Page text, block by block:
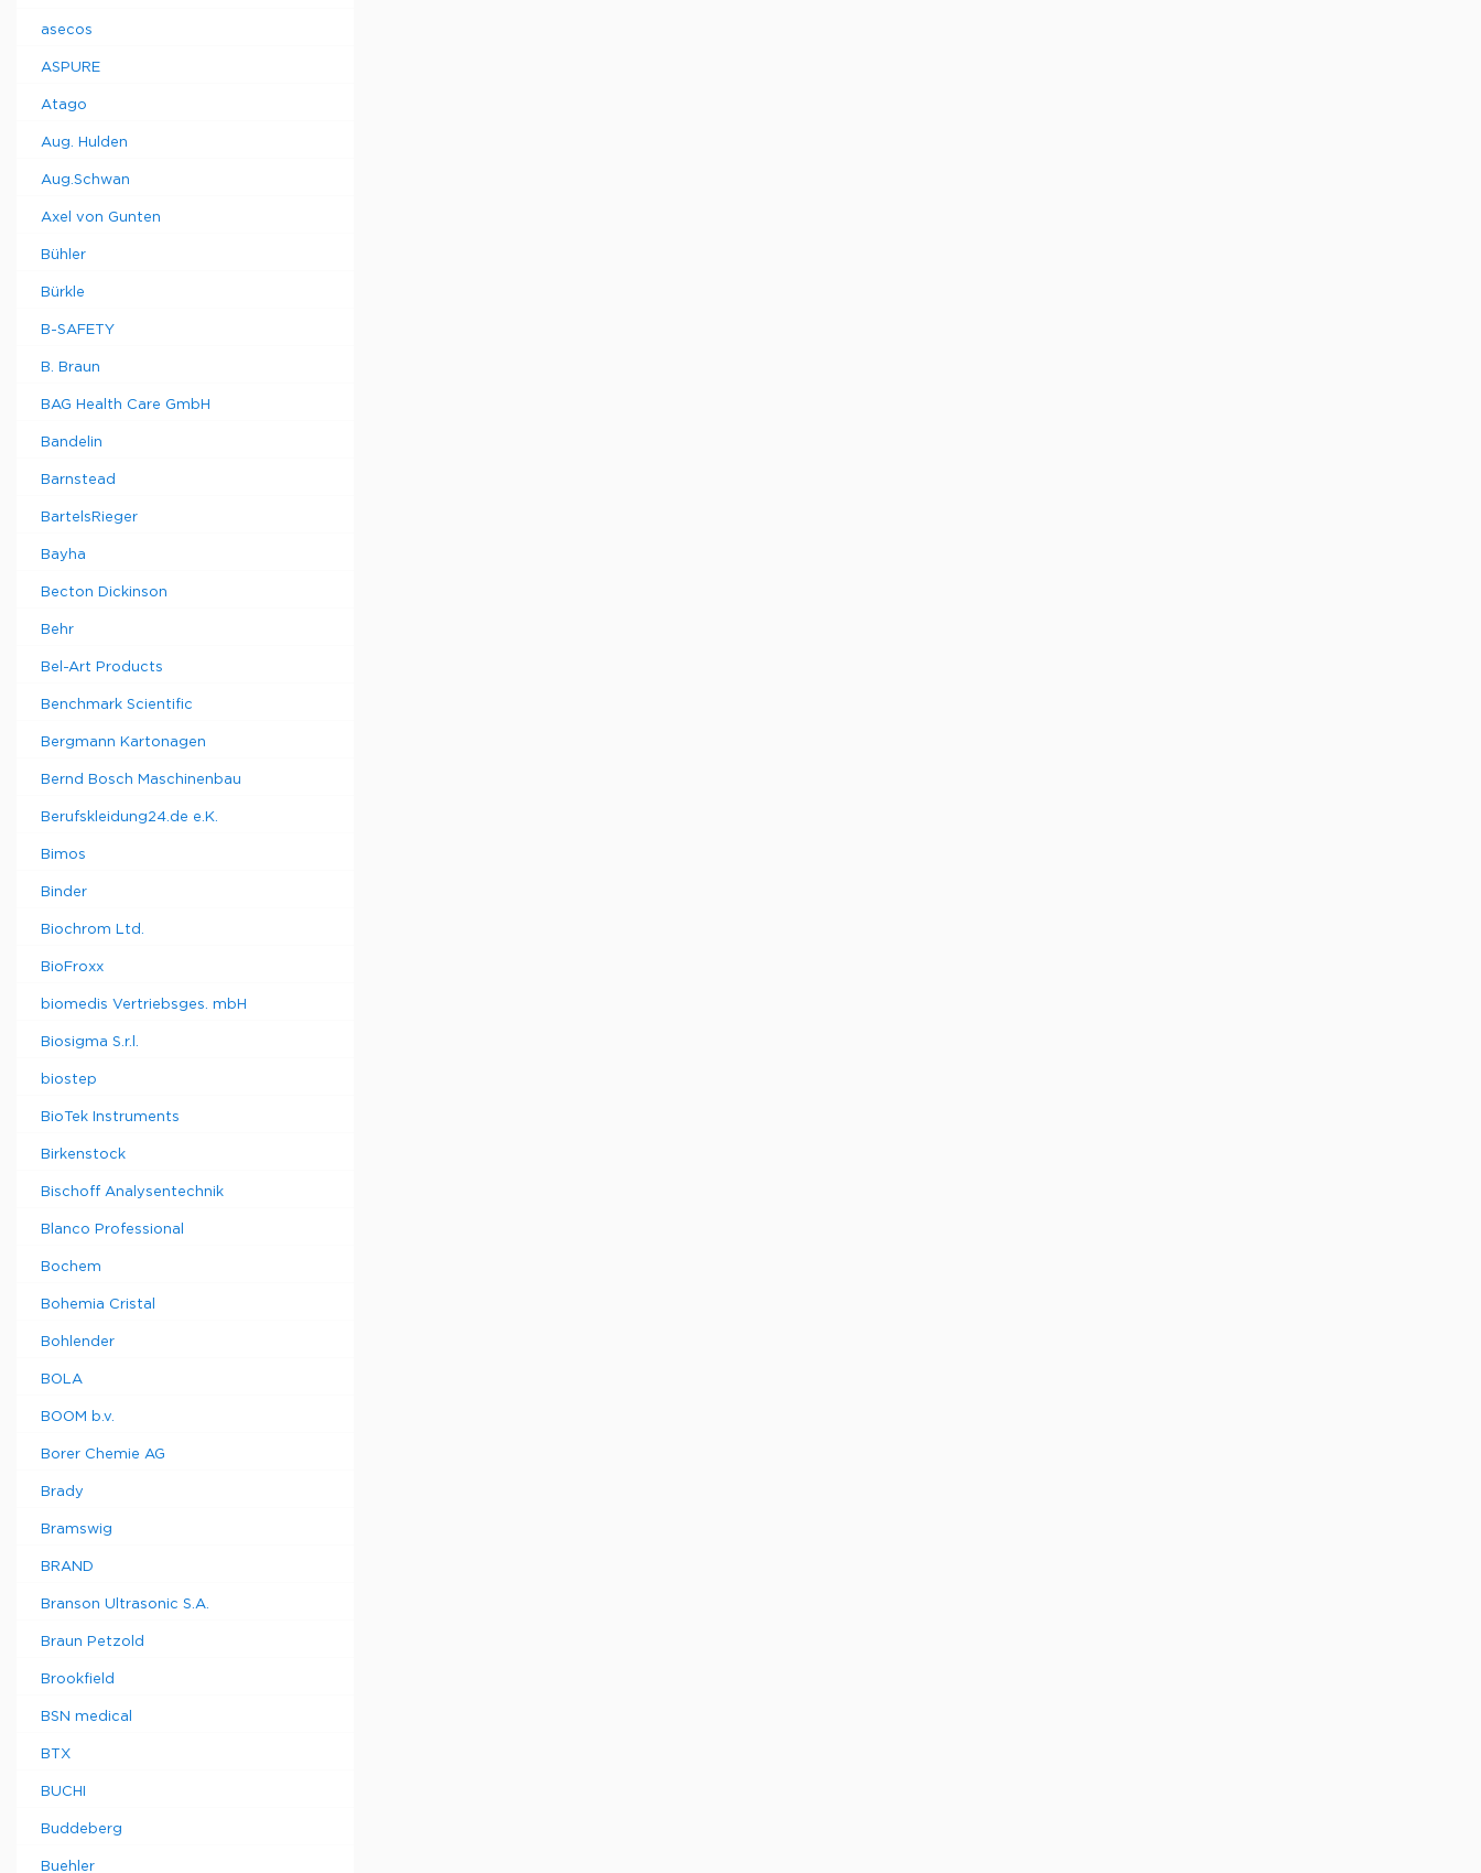
asecos
ASPURE
Atago
Aug. Hulden
Aug.Schwan
Axel von Gunten
Bühler
Bürkle
B-SAFETY
B. Braun
BAG Health Care GmbH
Bandelin
Barnstead
BartelsRieger
Bayha
Becton Dickinson
Behr
Bel-Art Products
Benchmark Scientific
Bergmann Kartonagen
Bernd Bosch Maschinenbau
Berufskleidung24.de e.K.
Bimos
Binder
Biochrom Ltd.
BioFroxx
biomedis Vertriebsges. mbH
Biosigma S.r.l.
biostep
BioTek Instruments
Birkenstock
Bischoff Analysentechnik
Blanco Professional
Bochem
Bohemia Cristal
Bohlender
BOLA
BOOM b.v.
Borer Chemie AG
Brady
Bramswig
BRAND
Branson Ultrasonic S.A.
Braun Petzold
Brookfield
BSN medical
BTX
BUCHI
Buddeberg
Buehler